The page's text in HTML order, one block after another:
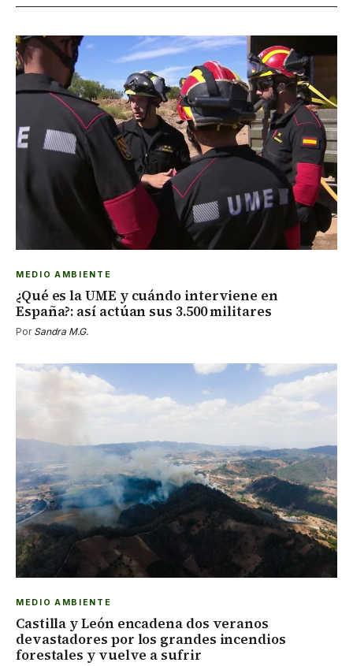
MEDIO AMBIENTE
¿Qué es la UME y cuándo interviene en
España?: así actúan sus 3.500 militares
Por Sandra M.G.
MEDIO AMBIENTE
Castilla y León encadena dos veranos
devastadores por los grandes incendios
forestales y vuelve a sufrir